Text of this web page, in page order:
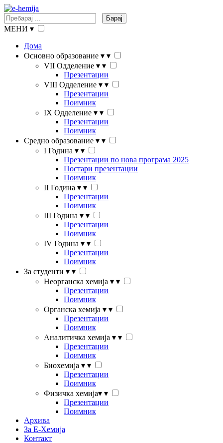
Барај
МЕНИ ▾
Дома
Основно образование ▾ ▾
VII Одделение ▾ ▾
Презентации
VIII Одделение ▾ ▾
Презентации
Поимник
IX Одделение ▾ ▾
Презентации
Поимник
Средно образование ▾ ▾
I Година ▾ ▾
Презентации по нова програма 2025
Постари презентации
Поимник
II Година ▾ ▾
Презентации
Поимник
III Година ▾ ▾
Презентации
Поимник
IV Година ▾ ▾
Презентации
Поимник
За студенти ▾ ▾
Неорганска хемија ▾ ▾
Презентации
Поимник
Органска хемија ▾ ▾
Презентации
Поимник
Аналитичка хемија ▾ ▾
Презентации
Поимник
Биохемија ▾ ▾
Презентации
Поимник
Физичка хемија▾ ▾
Презентации
Поимник
Архива
За Е-Хемија
Контакт